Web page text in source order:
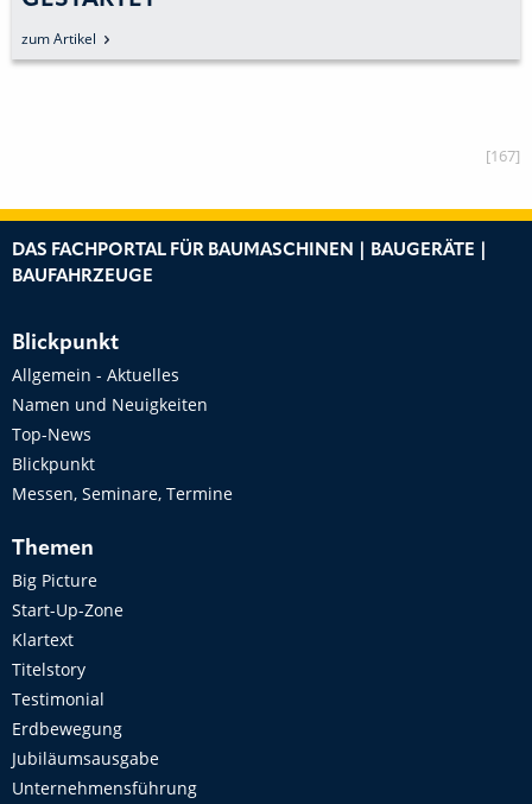
zum Artikel
[167]
DAS FACHPORTAL FÜR BAUMASCHINEN | BAUGERÄTE |
BAUFAHRZEUGE
Blickpunkt
Allgemein - Aktuelles
Namen und Neuigkeiten
Top-News
Blickpunkt
Messen, Seminare, Termine
Themen
Big Picture
Start-Up-Zone
Klartext
Titelstory
Testimonial
Erdbewegung
Jubiläumsausgabe
Unternehmensführung